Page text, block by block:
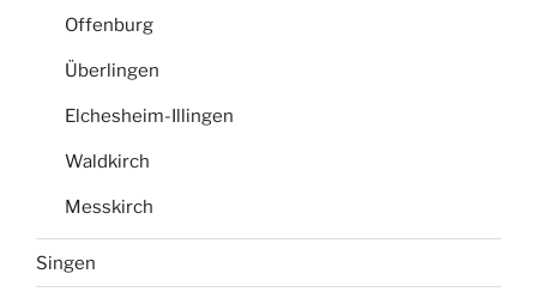
Offenburg
Überlingen
Elchesheim-Illingen
Waldkirch
Messkirch
Singen